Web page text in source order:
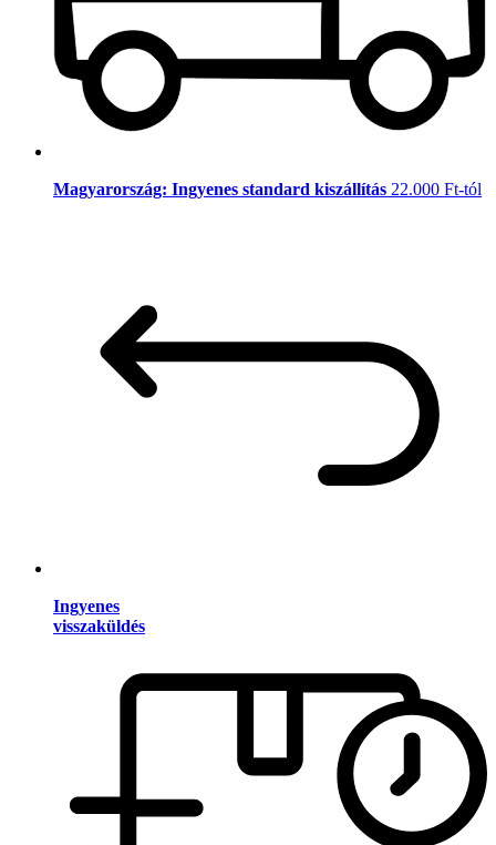
Magyarország: Ingyenes standard kiszállítás 22.000 Ft-tól
Ingyenes
visszaküldés